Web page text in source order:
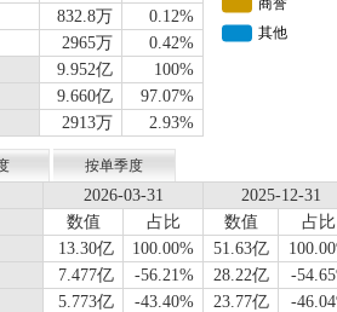
832.8万
0.12%
2965万
0.42%
9.952亿
100%
9.660亿
97.07%
2913万 2.93%
按单季度
2026-03-31
2025-12-31
数值 占比 数值
占比
13.30亿 100.00% 51.63亿
7.477亿 -56.21% 28.22亿
-
5.773亿 -43.40% 23.77亿
-